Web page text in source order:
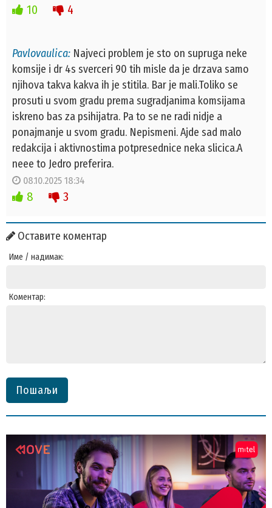
10 4
Pavlovaulica: Najveci problem je sto on supruga neke
komsije i dr 4s sverceri 90 tih misle da je drzava samo
njihova takva kakva ih je stitila. Bar je mali.Toliko se
prosuti u svom gradu prema sugradjanima komsijama
iskreno bas za psihijatra. Pa to se ne radi nidje a
ponajmanje u svom gradu. Nepismeni. Ajde sad malo
redakcija i aktivnostima potpresednice neka slicica.A
neee to Jedro preferira.
08.10.2025 18:34
8 3
Оставите коментар
Име / надимак:
Коментар:
Пошаљи